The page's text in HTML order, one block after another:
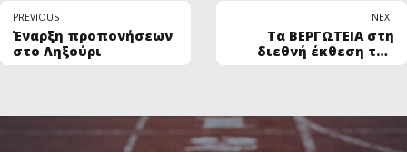
PREVIOUS
Έναρξη προπονήσεων
στο Ληξούρι
NEXT
Τα ΒΕΡΓΩΤΕΙΑ στη
διεθνή έκθεση του